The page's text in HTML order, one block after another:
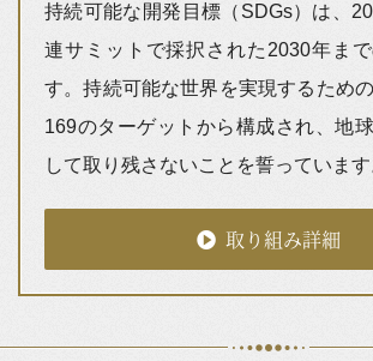
持続可能な開発目標（SDGs）は、
連サミットで採択された2030年ま
す。持続可能な世界を実現するため
169のターゲットから構成され、地
して取り残さないことを誓っています
取り組み詳細